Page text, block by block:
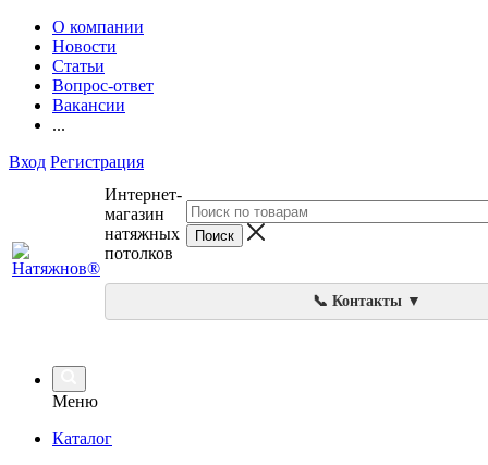
О компании
Новости
Статьи
Вопрос-ответ
Вакансии
...
Вход Регистрация
Интернет-
магазин
натяжных
потолков
📞 Контакты ▼
Меню
Каталог